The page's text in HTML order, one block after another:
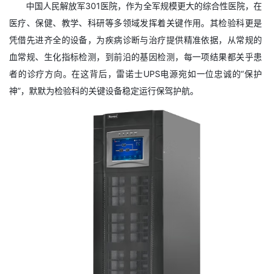
中国人民解放军301医院，作为全军规模更大的综合性医院，在
医疗、保健、教学、科研等多领域发挥着关键作用。其检验科更是
凭借先进齐全的设备，为疾病诊断与治疗提供精准依据，从常规的
血常规、生化指标检测，到前沿的基因检测，每一项结果都关乎患
者的诊疗方向。在这背后，雷诺士UPS电源宛如一位忠诚的“保护
神”，默默为检验科的关键设备稳定运行保驾护航。